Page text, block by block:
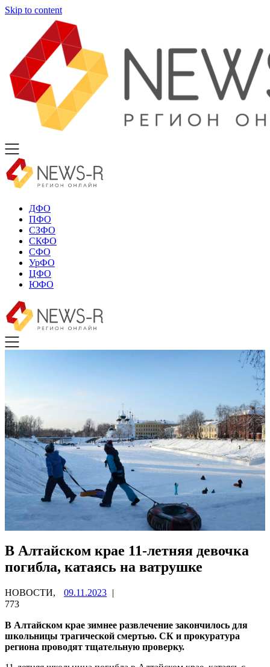
Skip to content
ДФО
ПФО
СЗФО
СКФО
СФО
УрФО
ЦФО
ЮФО
В Алтайском крае 11-летняя девочка
погибла, катаясь на ватрушке
НОВОСТИ, 09.11.2023 |
773
В Алтайском крае зимнее развлечение закончилось для
школьницы трагической смертью. СК и прокуратура
региона проводят тщательную проверку.